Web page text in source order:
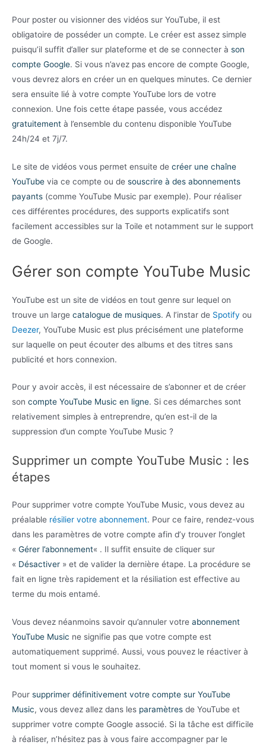
Pour poster ou visionner des vidéos sur YouTube, il est
obligatoire de posséder un compte. Le créer est assez simple
puisqu’il suffit d’aller sur plateforme et de se connecter à son
compte Google. Si vous n’avez pas encore de compte Google,
vous devrez alors en créer un en quelques minutes. Ce dernier
sera ensuite lié à votre compte YouTube lors de votre
connexion. Une fois cette étape passée, vous accédez
gratuitement à l’ensemble du contenu disponible YouTube
24h/24 et 7j/7.
Le site de vidéos vous permet ensuite de créer une chaîne
YouTube via ce compte ou de souscrire à des abonnements
payants (comme YouTube Music par exemple). Pour réaliser
ces différentes procédures, des supports explicatifs sont
facilement accessibles sur la Toile et notamment sur le support
de Google.
Gérer son compte YouTube Music
YouTube est un site de vidéos en tout genre sur lequel on
trouve un large catalogue de musiques. A l’instar de Spotify ou
Deezer, YouTube Music est plus précisément une plateforme
sur laquelle on peut écouter des albums et des titres sans
publicité et hors connexion.
Pour y avoir accès, il est nécessaire de s’abonner et de créer
son compte YouTube Music en ligne. Si ces démarches sont
relativement simples à entreprendre, qu’en est-il de la
suppression d’un compte YouTube Music ?
Supprimer un compte YouTube Music : les
étapes
Pour supprimer votre compte YouTube Music, vous devez au
préalable résilier votre abonnement. Pour ce faire, rendez-vous
dans les paramètres de votre compte afin d’y trouver l’onglet
« Gérer l’abonnement« . Il suffit ensuite de cliquer sur
« Désactiver » et de valider la dernière étape. La procédure se
fait en ligne très rapidement et la résiliation est effective au
terme du mois entamé.
Vous devez néanmoins savoir qu’annuler votre abonnement
YouTube Music ne signifie pas que votre compte est
automatiquement supprimé. Aussi, vous pouvez le réactiver à
tout moment si vous le souhaitez.
Pour supprimer définitivement votre compte sur YouTube
Music, vous devez allez dans les paramètres de YouTube et
supprimer votre compte Google associé. Si la tâche est difficile
à réaliser, n’hésitez pas à vous faire accompagner par le